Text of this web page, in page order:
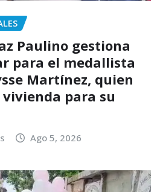
Paulino gestiona
para el medallista
Martínez, quien
para su
Ago 5, 2026